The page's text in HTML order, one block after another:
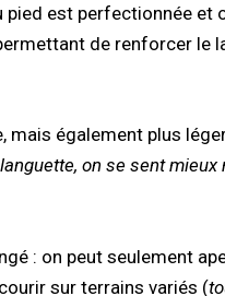
pied est perfectionnée et
de renforcer le
mais également plus
on se sent mieux
: on peut seulement
sur terrains variés (